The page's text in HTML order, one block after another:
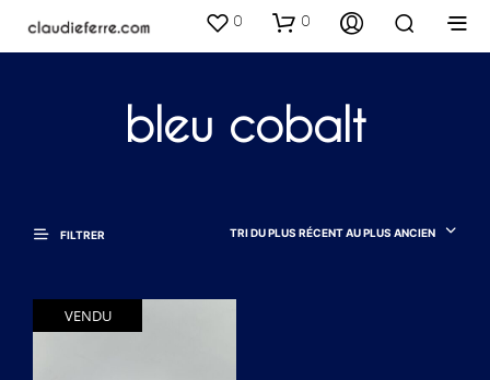
0 0
bleu cobalt
FILTRER TRI DU PLUS RÉCENT AU PLUS ANCIEN
VENDU